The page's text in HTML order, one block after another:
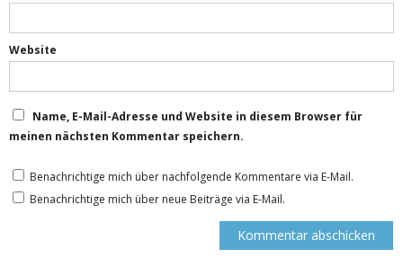
Website
Name, E-Mail-Adresse und Website in diesem Browser für
meinen nächsten Kommentar speichern.
Benachrichtige mich über nachfolgende Kommentare via E-Mail.
Benachrichtige mich über neue Beiträge via E-Mail.